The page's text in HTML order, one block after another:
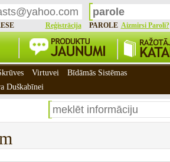
Reģistrācija PAROLE Aizmirsi Paroli?
Virtuvei
Bīdāmās Sistēmas
Duškabīnei